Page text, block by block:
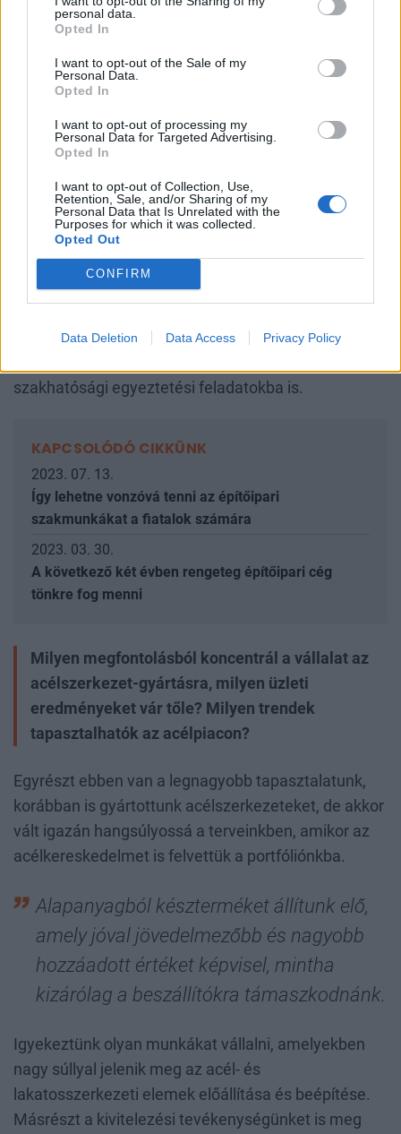
personal data.
Opted In
I want to opt-out of the Sale of my
Personal Data.
Opted In
I want to opt-out of processing my
Personal Data for Targeted Advertising.
Opted In
I want to opt-out of Collection, Use,
Retention, Sale, and/or Sharing of my
Personal Data that Is Unrelated with the
Purposes for which it was collected.
Opted Out
CONFIRM
Data Deletion Data Access Privacy Policy
hozzáadott értékű munkákat is
megszerezni, egy-egy projektben egyre
több területet lefedni.
Van például egy új projektünk, egy 2000 nm-es
kastély szakaszos felújítását végezzük. A
műemlékvédelmi projektek különös kihívásokat
hordoznak, időben, műszaki tartalomban és a
kivitelezésben is speciális szakértelemre van
szükség. A Maarif iskolánál a tervezési feladatot is
mi végezzük. Ez egy török állami iskola, ami legalább
az első, ezért a beruházó kevésbé jártas az európai
szakhatósági egyeztetési feladatokba is.
KAPCSOLÓDÓ CIKKÜNK
2023. 07. 13.
Így lehetne vonzóvá tenni az építőipari
szakmunkákat a fiatalok számára
2023. 03. 30.
A következő két évben rengeteg építőipari cég
tönkre fog menni
Milyen megfontolásból koncentrál a vállalat az
acélszerkezet-gyártásra, milyen üzleti
eredményeket vár tőle? Milyen trendek
tapasztalhatók az acélpiacon?
Egyrészt ebben van a legnagyobb tapasztalatunk,
korábban is gyártottunk acélszerkezeteket, de akkor
vált igazán hangsúlyossá a terveinkben, amikor az
acélkereskedelmet is felvettük a portfóliónkba.
Alapanyagból készterméket állítunk elő,
amely jóval jövedelmezőbb és nagyobb
hozzáadott értéket képvisel, mintha
kizárólag a beszállítókra támaszkodnánk.
Igyekeztünk olyan munkákat vállalni, amelyekben
nagy súllyal jelenik meg az acél- és
lakatosszerkezeti elemek előállítása és beépítése.
Másrészt a kivitelezési tevékenységünket is meg